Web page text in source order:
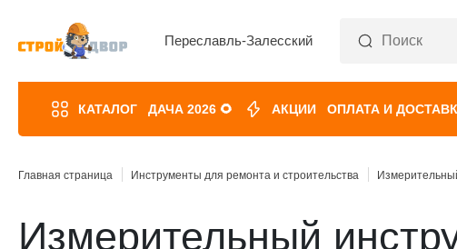
Переславль-Залесский
КАТАЛОГ ДАЧА 2026 🌻 АКЦИИ ОПЛАТА И
Главная страница Инструменты для ремонта и строительства
Измерительный